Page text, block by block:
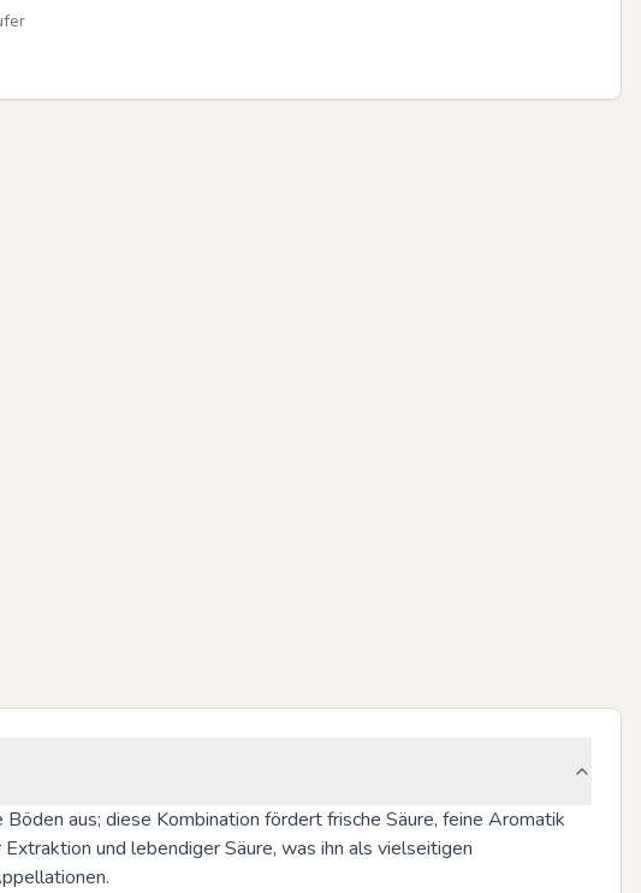
aus; diese Kombination fördert frische Säure, feine Aromatik
und lebendiger Säure, was ihn als vielseitigen